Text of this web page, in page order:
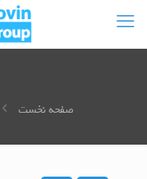
صفحه نخست